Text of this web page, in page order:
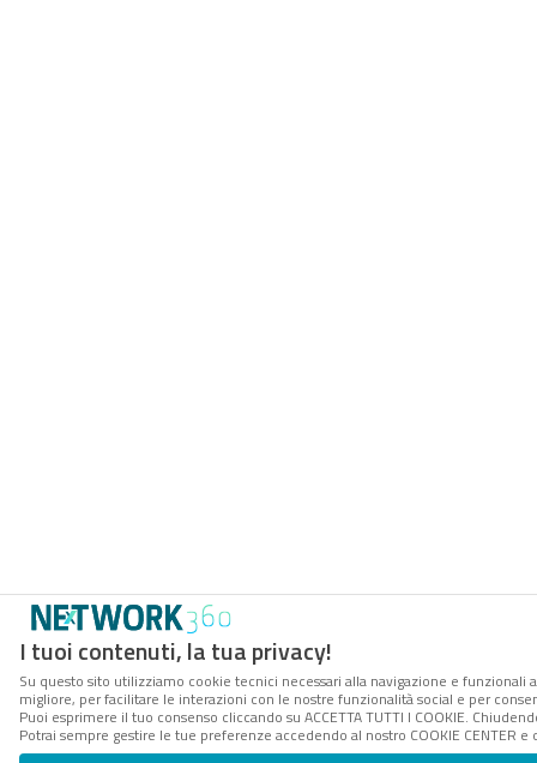
I tuoi contenuti, la tua privacy!
Su questo sito utilizziamo cookie tecnici necessari alla navigazione e
migliore, per facilitare le interazioni con le nostre funzionalità social e per
Puoi esprimere il tuo consenso cliccando su ACCETTA TUTTI I COOKIE.
Potrai sempre gestire le tue preferenze accedendo al nostro COOKIE